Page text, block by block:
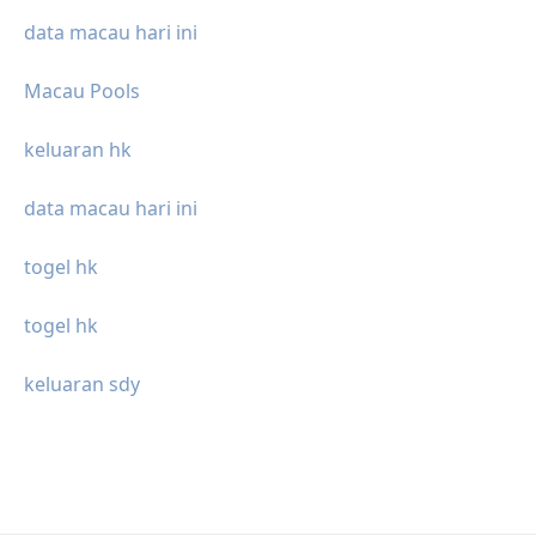
data macau hari ini
Macau Pools
keluaran hk
data macau hari ini
togel hk
togel hk
keluaran sdy